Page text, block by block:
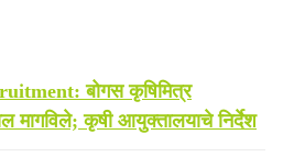
बोगस कृषिमित्र
मागविले; कृषी आयुक्तालयाचे निर्देश